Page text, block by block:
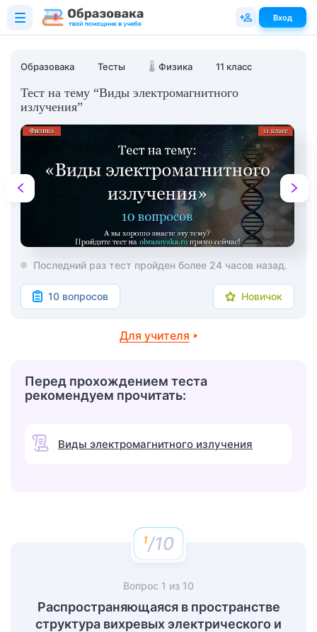
Образовака Тесты 🌡️ Физика 11 класс
Тест на тему “Виды электромагнитного
излучения”
Последний раз тест пройден более 24 часов назад.
10 вопросов Новичок
Для учителя
Перед прохождением теста
рекомендуем прочитать:
Виды электромагнитного излучения
/10
Вопрос 1 из 10
Распространяющаяся в пространстве
структура вихревых электрического и
Вход